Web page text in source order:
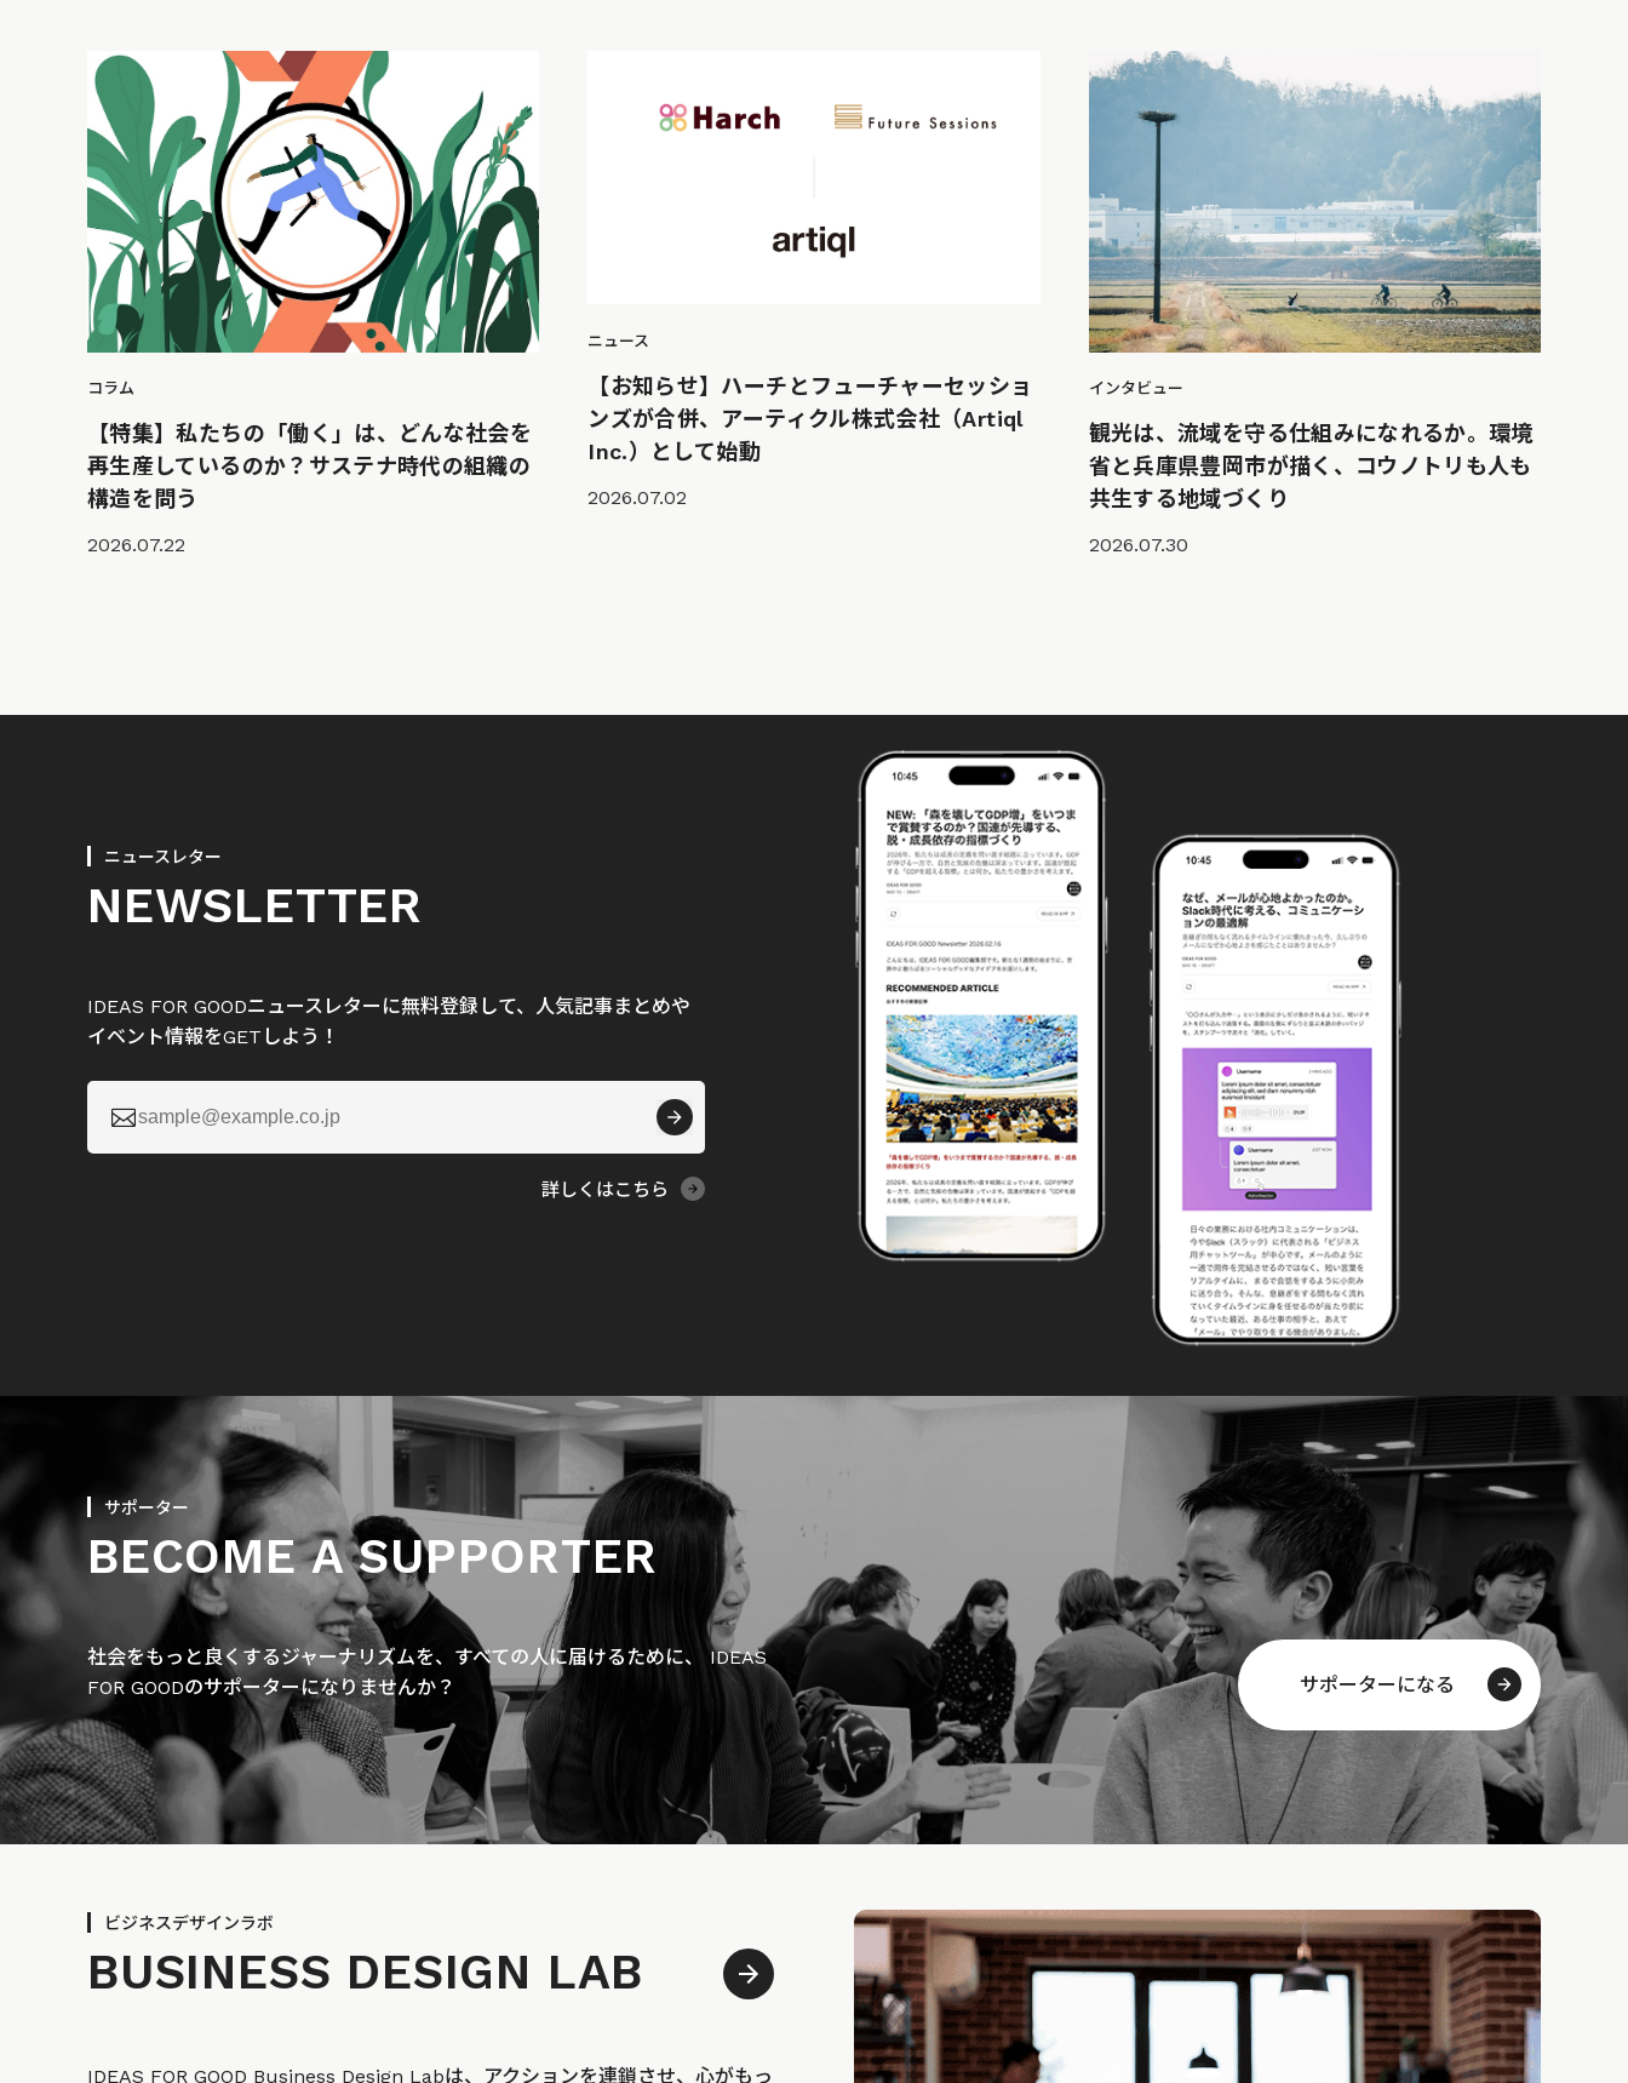
コラム
【特集】私たちの「働く」は、どんな社会を
再生産しているのか？サステナ時代の組織の
構造を問う
2026.07.22
ニュース
【お知らせ】ハーチとフューチャーセッショ
ンズが合併、アーティクル株式会社（Artiql
Inc.）として始動
2026.07.02
インタビュー
観光は、流域を守る仕組みになれるか。環境
省と兵庫県豊岡市が描く、コウノトリも人も
共生する地域づくり
2026.07.30
ニュースレター
NEWSLETTER
IDEAS FOR GOODニュースレターに無料登録して、人気記事まとめや
イベント情報をGETしよう！

詳しくはこちら
サポーター
BECOME A SUPPORTER
社会をもっと良くするジャーナリズムを、すべての人に届けるために、 IDEAS
FOR GOODのサポーターになりませんか？
サポーターになる
ビジネスデザインラボ
BUSINESS DESIGN LAB
IDEAS FOR GOOD Business Design Labは、アクションを連鎖させ、心がもっ